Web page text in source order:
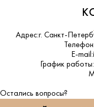
Адрес:г. Санкт-
Телефон:
E-mail:
График работы:
Остались вопросы?